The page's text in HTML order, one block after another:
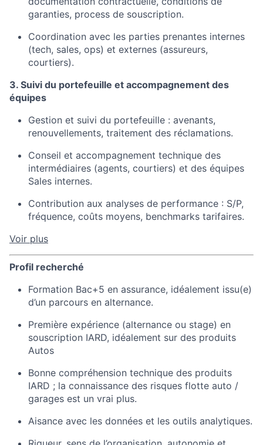
garanties, process de souscription.
Coordination avec les parties prenantes internes
(tech, sales, ops) et externes (assureurs,
courtiers).
3. Suivi du portefeuille et accompagnement des
équipes
Gestion et suivi du portefeuille : avenants,
renouvellements, traitement des réclamations.
Conseil et accompagnement technique des
intermédiaires (agents, courtiers) et des équipes
Sales internes.
Contribution aux analyses de performance : S/P,
fréquence, coûts moyens, benchmarks tarifaires.
Voir plus
Profil recherché
Formation Bac+5 en assurance, idéalement issu(e)
d’un parcours en alternance.
Première expérience (alternance ou stage) en
souscription IARD, idéalement sur des produits
Autos
Bonne compréhension technique des produits
IARD ; la connaissance des risques flotte auto /
garages est un vrai plus.
Aisance avec les données et les outils analytiques.